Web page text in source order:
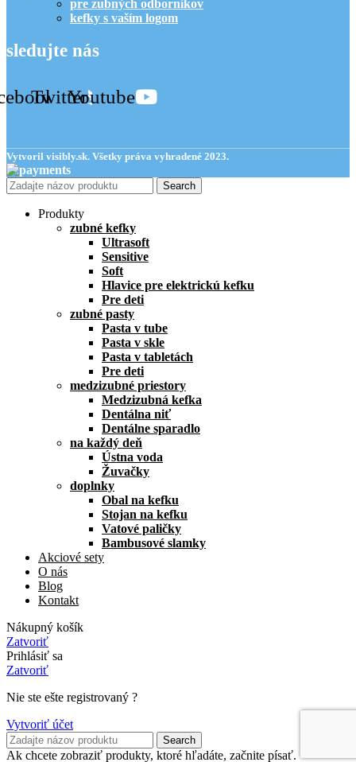
pre zubných odborníkov
kefky s vaším logom
sledujte nás
TwitterYoutube
Vytvoril visibly.sk. Všetky práva vyhradené 2023.
Search
Produkty
zubné kefky
Ultrasoft
Sensitive
Soft
Hlavice pre elektrickú kefku
Pre deti
zubné pasty
Pasta v tube
Pasta v skle
Pasta v tabletách
Pre deti
medzizubné priestory
Medzizubná kefka
Dentálna niť
Dentálne sparadlo
na každý deň
Ústna voda
Žuvačky
doplnky
Obal na kefku
Stojan na kefku
Vatové paličky
Bambusové slamky
Akciové sety
O nás
Blog
Kontakt
Nákupný košík
Zatvoriť
Prihlásiť sa
Zatvoriť
Nie ste ešte registrovaný ?
Vytvoriť účet
Search
Ak chcete zobraziť produkty, ktoré hľadáte, začnite písať.